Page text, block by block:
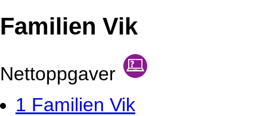
Familien Vik
Nettoppgaver
1 Familien Vik